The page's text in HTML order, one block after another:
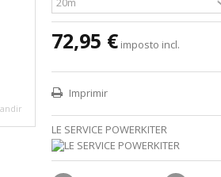
72,95 € imposto incl.
Imprimir
LE SERVICE POWERKITER